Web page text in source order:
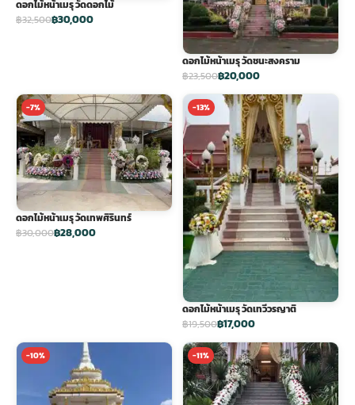
ดอกไม้หน้าเมรุ วัดดอกไม้
฿32,500฿30,000
ดอกไม้หน้าเมรุ วัดชนะสงคราม
฿23,500฿20,000
-7%
ดอกไม้หน้าเมรุ วัดเทพศิรินทร์
฿30,000฿28,000
-13%
ดอกไม้หน้าเมรุ วัดเทวีวรญาติ
฿19,500฿17,000
-10% -11%